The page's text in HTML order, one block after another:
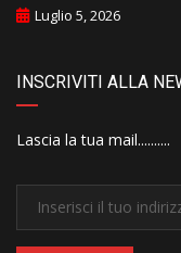
Luglio 5, 2026
INSCRIVITI ALLA
Lascia la tua mail..........